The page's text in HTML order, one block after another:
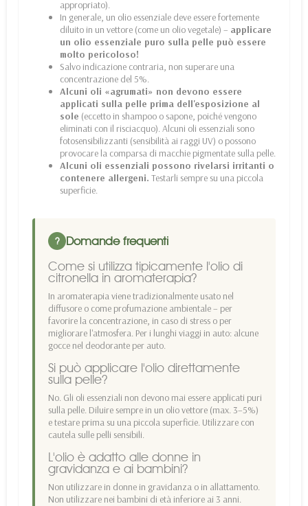
appropriato).
In generale, un olio essenziale deve essere fortemente
diluito in un vettore (come un olio vegetale) – applicare
un olio essenziale puro sulla pelle può essere
molto pericoloso!
Salvo indicazione contraria, non superare una
concentrazione del 5%.
Alcuni oli «agrumati» non devono essere
applicati sulla pelle prima dell'esposizione al
sole (eccetto in shampoo o sapone, poiché vengono
eliminati con il risciacquo). Alcuni oli essenziali sono
fotosensibilizzanti (sensibilità ai raggi UV) o possono
provocare la comparsa di macchie pigmentate sulla pelle.
Alcuni oli essenziali possono rivelarsi irritanti o
contenere allergeni. Testarli sempre su una piccola
superficie.
? Domande frequenti
Come si utilizza tipicamente l'olio di
citronella in aromaterapia?
In aromaterapia viene tradizionalmente usato nel
diffusore o come profumazione ambientale – per
favorire la concentrazione, in caso di stress o per
migliorare l'atmosfera. Per i lunghi viaggi in auto: alcune
gocce nel deodorante per auto.
Si può applicare l'olio direttamente
sulla pelle?
No. Gli oli essenziali non devono mai essere applicati puri
sulla pelle. Diluire sempre in un olio vettore (max. 3–5%)
e testare prima su una piccola superficie. Utilizzare con
cautela sulle pelli sensibili.
L'olio è adatto alle donne in
gravidanza e ai bambini?
Non utilizzare in donne in gravidanza o in allattamento.
Non utilizzare nei bambini di età inferiore ai 3 anni.